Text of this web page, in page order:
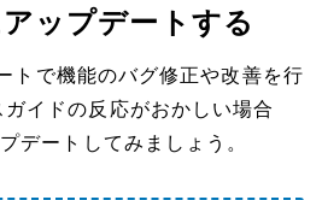
ップデートする
トで機能のバグ修正や改善を行
イドの反応がおかしい場合
デートしてみましょう。